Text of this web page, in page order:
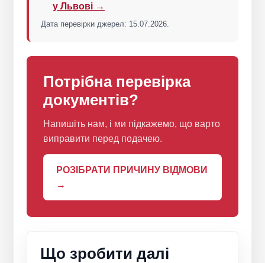
у Львові →
Дата перевірки джерел: 15.07.2026.
Потрібна перевірка
документів?
Напишіть нам, і ми підкажемо, що варто
виправити перед подачею.
РОЗІБРАТИ ПРИЧИНУ ВІДМОВИ
→
Що зробити далі